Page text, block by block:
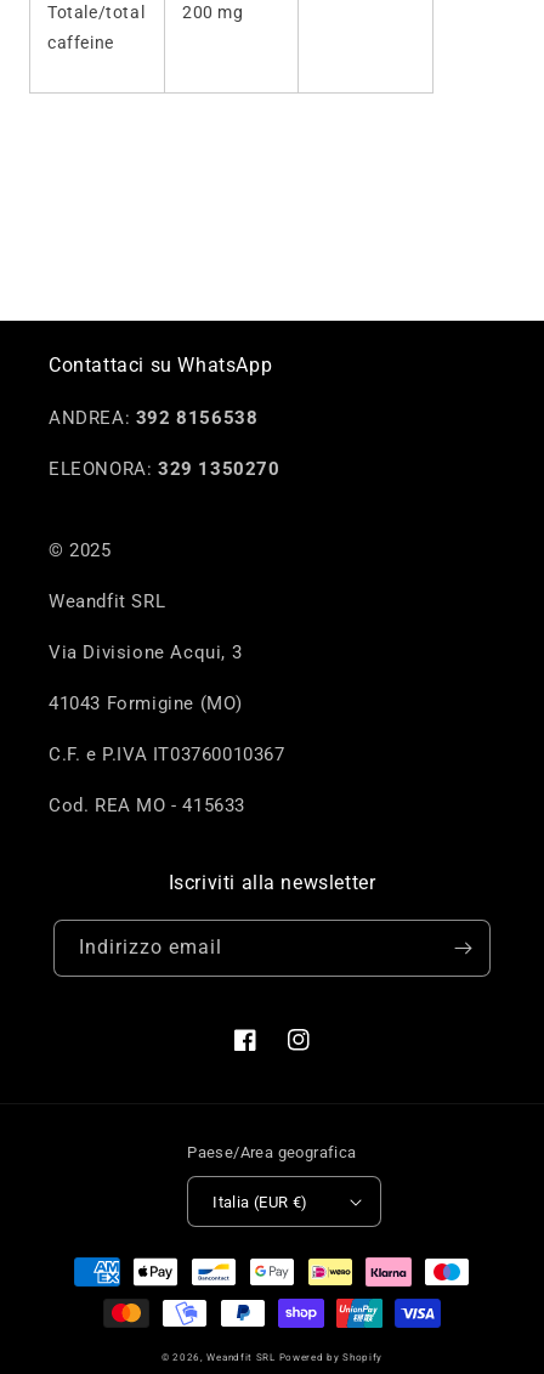
Totale/total
caffeine
200 mg
Contattaci su WhatsApp
ANDREA: 392 8156538
ELEONORA: 329 1350270
© 2025
Weandfit SRL
Via Divisione Acqui, 3
41043 Formigine (MO)
C.F. e P.IVA IT03760010367
Cod. REA MO - 415633
Iscriviti alla newsletter
Indirizzo email
FacebookInstagram
Paese/Area geografica
Italia (EUR €)
Metodi
pagamento
© 2026,Weandfit SRL Powered by Shopify